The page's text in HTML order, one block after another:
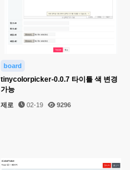
board
tinycolorpicker-0.0.7 타이틀 색 변경
가능
제로 02-19 9296